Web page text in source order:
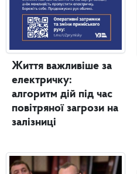
Життя важливіше за
електричку:
алгоритм дій під час
повітряної загрози на
залізниці